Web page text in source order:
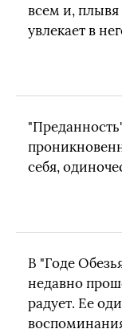
всем и, плывя
увлекает в
себя,
В "Годе
недавно
радует. Ее